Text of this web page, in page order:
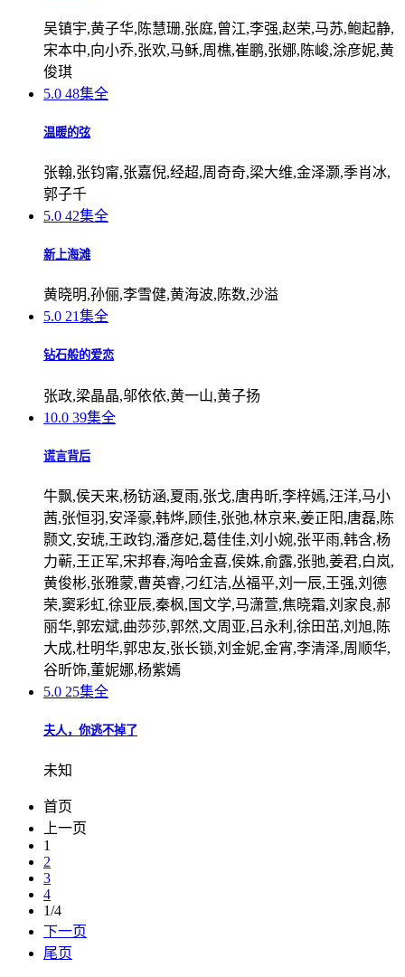
吴镇宇,黄子华,陈慧珊,张庭,曾江,李强,赵荣,马苏,鲍起静,
宋本中,向小乔,张欢,马稣,周樵,崔鹏,张娜,陈峻,涂彦妮,黄
俊琪
5.0 48集全
温暖的弦
张翰,张钧甯,张嘉倪,经超,周奇奇,梁大维,金泽灏,季肖冰,
郭子千
5.0 42集全
新上海滩
黄晓明,孙俪,李雪健,黄海波,陈数,沙溢
5.0 21集全
钻石般的爱恋
张政,梁晶晶,邬依依,黄一山,黄子扬
10.0 39集全
谎言背后
牛飘,侯天来,杨钫涵,夏雨,张戈,唐冉昕,李梓嫣,汪洋,马小
茜,张恒羽,安泽豪,韩烨,顾佳,张弛,林京来,姜正阳,唐磊,陈
颢文,安琥,王政钧,潘彦妃,葛佳佳,刘小婉,张平雨,韩含,杨
力蕲,王正军,宋邦春,海哈金喜,侯姝,俞露,张驰,姜君,白岚,
黄俊彬,张雅蒙,曹英睿,刁红洁,丛福平,刘一辰,王强,刘德
荣,窦彩虹,徐亚辰,秦枫,国文学,马潇萱,焦晓霜,刘家良,郝
丽华,郭宏斌,曲莎莎,郭然,文周亚,吕永利,徐田茁,刘旭,陈
大成,杜明华,郭忠友,张长锁,刘金妮,金宵,李清泽,周顺华,
谷昕饰,董妮娜,杨紫嫣
5.0 25集全
夫人，你逃不掉了
未知
首页
上一页
1
2
3
4
1/4
下一页
尾页